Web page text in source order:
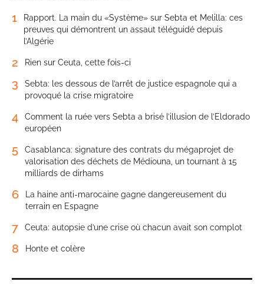
1
Rapport. La main du «Système» sur Sebta et Melilla: ces
preuves qui démontrent un assaut téléguidé depuis
l’Algérie
2 Rien sur Ceuta, cette fois-ci
3
Sebta: les dessous de l’arrêt de justice espagnole qui a
provoqué la crise migratoire
4
Comment la ruée vers Sebta a brisé l’illusion de l’Eldorado
européen
5
Casablanca: signature des contrats du mégaprojet de
valorisation des déchets de Médiouna, un tournant à 15
milliards de dirhams
6
La haine anti-marocaine gagne dangereusement du
terrain en Espagne
7 Ceuta: autopsie d’une crise où chacun avait son complot
8 Honte et colère